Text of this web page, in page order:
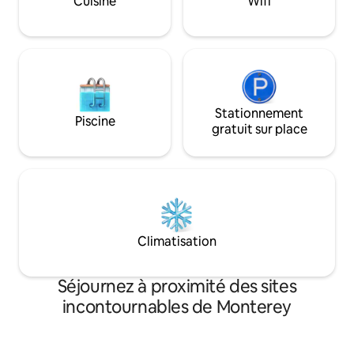
un message au sujet des activités et
pendant votre séjour !
Piscine
Stationnement
gratuit sur place
Climatisation
Séjournez à proximité des sites
incontournables de Monterey